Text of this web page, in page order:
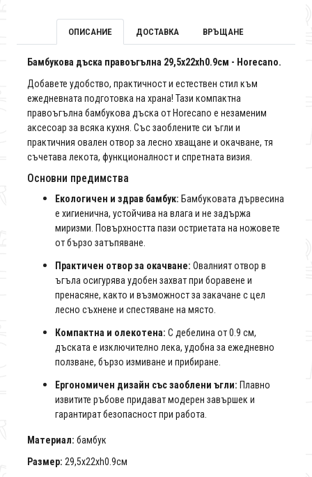
ОПИСАНИЕ ДОСТАВКА ВРЪЩАНЕ
Бамбукова дъска правоъгълна 29,5x22xh0.9см - Horecano.
Добавете удобство, практичност и естествен стил към
ежедневната подготовка на храна! Тази компактна
правоъгълна бамбукова дъска от Horecano е незаменим
аксесоар за всяка кухня. Със заоблените си ъгли и
практичния овален отвор за лесно хващане и окачване, тя
съчетава лекота, функционалност и спретната визия.
Основни предимства
Екологичен и здрав бамбук: Бамбуковата дървесина
е хигиенична, устойчива на влага и не задържа
миризми. Повърхността пази остриетата на ножовете
от бързо затъпяване.
Практичен отвор за окачване: Овалният отвор в
ъгъла осигурява удобен захват при боравене и
пренасяне, както и възможност за закачане с цел
лесно съхнене и спестяване на място.
Компактна и олекотена: С дебелина от 0.9 см,
дъската е изключително лека, удобна за ежедневно
ползване, бързо измиване и прибиране.
Ергономичен дизайн със заоблени ъгли: Плавно
извитите ръбове придават модерен завършек и
гарантират безопасност при работа.
Материал: бамбук
Размер: 29,5x22xh0.9см